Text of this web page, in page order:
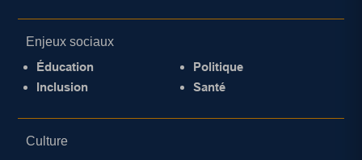
Enjeux sociaux
Éducation
Inclusion
Politique
Santé
Culture